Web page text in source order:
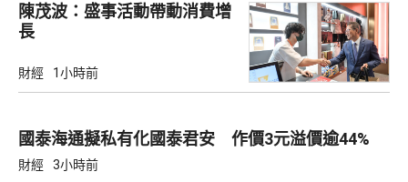
陳茂波：盛事活動帶動消費增
長
財經 1小時前
國泰海通擬私有化國泰君安 作價3元溢價逾44%
財經 3小時前